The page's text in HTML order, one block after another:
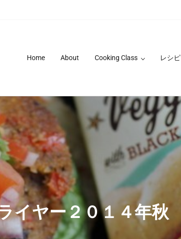
Home About Cooking Class レシピ
イヤー２０１４年秋